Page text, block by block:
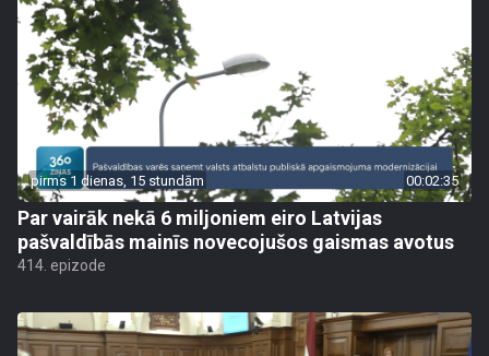
pirms 1 dienas, 15 stundām 00:02:35
Par vairāk nekā 6 miljoniem eiro Latvijas
pašvaldībās mainīs novecojušos gaismas avotus
414. epizode